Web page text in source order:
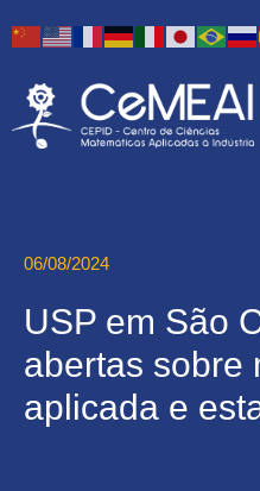
06/08/2024
USP em São
abertas sobre
aplicada e